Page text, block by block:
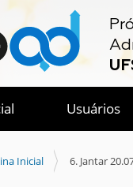
Usuários
Inicial 6. Jantar